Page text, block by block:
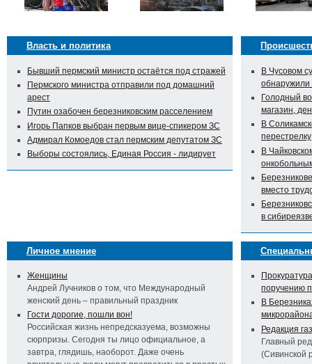
Власть и политика
Бывший пермский министр остаётся под стражей
Пермского министра отправили под домашний
арест
Путин озабочен березниковским расселением
Игорь Папков выбран первым вице-спикером ЗС
Адмирал Комоедов стал пермским депутатом ЗС
Выборы состоялись, Единая Россия - лидирует
В Чусовом
Голодный
магазин,
В
перестрелку
В
вместо
в
Личное мнение
Женщины
Андрей Лучников о том, что Международный
женский день – правильный праздник
Гости дорогие, пошли вон!
Российская жизнь непредсказуема, возможны
сюрпризы. Сегодня ты лицо официальное, а
завтра, глядишь, наоборот. Даже очень
поручению
В
Редакция
Главный
(Сивинской